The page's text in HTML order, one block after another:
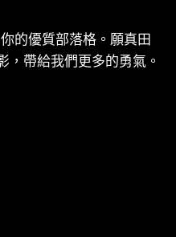
的優質部落格。願真田
，帶給我們更多的勇氣。